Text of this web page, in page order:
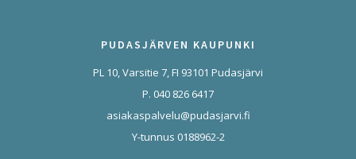
PUDASJÄRVEN KAUPUNKI
PL 10, Varsitie 7, FI 93101 Pudasjärvi
P. 040 826 6417
asiakaspalvelu@pudasjarvi.fi
Y-tunnus 0188962-2